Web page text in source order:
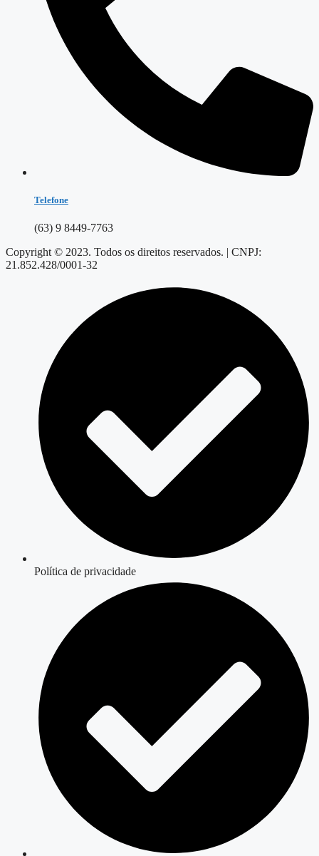
Telefone
(63) 9 8449-7763
Copyright © 2023. Todos os direitos reservados. | CNPJ:
21.852.428/0001-32
Política de privacidade